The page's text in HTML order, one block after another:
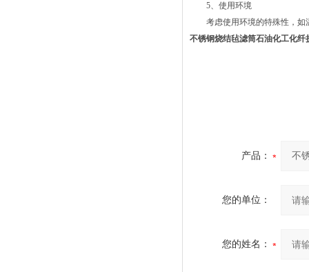
5、使用环境
考虑使用环境的特殊性，如
不锈钢烧结毡滤筒石油化工化纤
产品：
您的单位：
您的姓名：